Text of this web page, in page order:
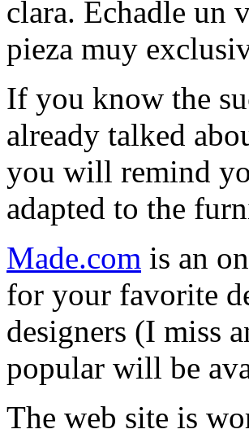
clara. Echadle un
pieza muy
If you know the
already talked
you will remind
adapted to the
Made.com is an
for your favorite
designers (I miss
popular will be
The web site is